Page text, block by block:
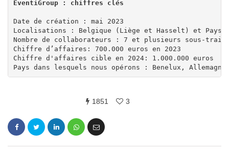
Date de création : mai 2023
Localisations : Belgique (Liège et Hasselt) et Pays-
Nombre de collaborateurs : 7 et plusieurs sous-
Chiffre d’affaires: 700.000 euros en 2023
Chiffre d'affaires cible en 2024: 1.000.000 euros
1851 3